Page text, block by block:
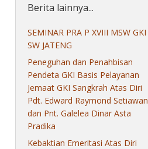
Berita lainnya...
SEMINAR PRA P XVIII MSW GKI
SW JATENG
Peneguhan dan Penahbisan
Pendeta GKI Basis Pelayanan
Jemaat GKI Sangkrah Atas Diri
Pdt. Edward Raymond Setiawan
dan Pnt. Galelea Dinar Asta
Pradika
Kebaktian Emeritasi Atas Diri